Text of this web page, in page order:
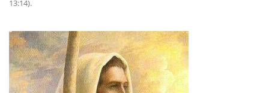
13:14).